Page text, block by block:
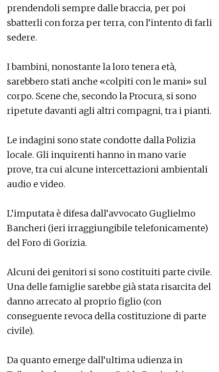
prendendoli sempre dalle braccia, per poi
sbatterli con forza per terra, con l’intento di farli
sedere.
I bambini, nonostante la loro tenera età,
sarebbero stati anche «colpiti con le mani» sul
corpo. Scene che, secondo la Procura, si sono
ripetute davanti agli altri compagni, tra i pianti.
Le indagini sono state condotte dalla Polizia
locale. Gli inquirenti hanno in mano varie
prove, tra cui alcune intercettazioni ambientali
audio e video.
L’imputata è difesa dall’avvocato Guglielmo
Bancheri (ieri irraggiungibile telefonicamente)
del Foro di Gorizia.
Alcuni dei genitori si sono costituiti parte civile.
Una delle famiglie sarebbe già stata risarcita del
danno arrecato al proprio figlio (con
conseguente revoca della costituzione di parte
civile).
Da quanto emerge dall’ultima udienza in